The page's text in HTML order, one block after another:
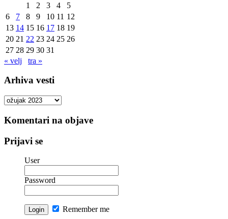
1
2 3 4
5
6
7 8 9 10 11 12
13 14 15 16 17 18 19
20 21 22 23 24 25 26
27 28 29 30 31
« velj
tra »
Arhiva vesti
Arhiva
Komentari na objave
Prijavi se
User
Password
Remember me